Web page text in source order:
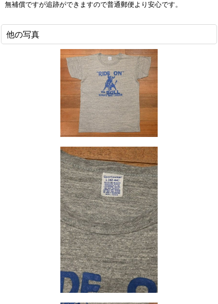
無補償ですが追跡ができますので普通郵便より安心です。
他の写真